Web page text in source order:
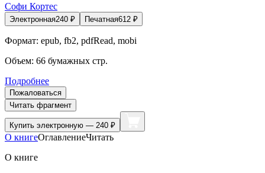
Софи Кортес
Электронная240 ₽ Печатная612 ₽
Формат: epub, fb2, pdfRead, mobi
Объем: 66 бумажных стр.
Подробнее
Пожаловаться
Читать фрагмент
Купить электронную — 240 ₽
О книгеОглавлениеЧитать
О книге